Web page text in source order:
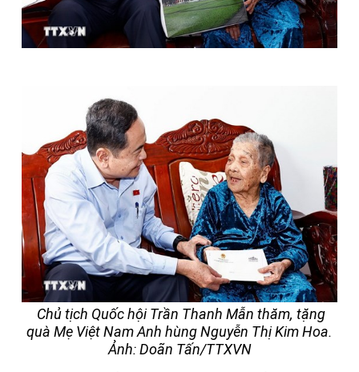
Chủ tịch Quốc hội Trần Thanh Mẫn thăm, tặng
quà Mẹ Việt Nam Anh hùng Nguyễn Thị Kim Hoa.
Ảnh: Doãn Tấn/TTXVN